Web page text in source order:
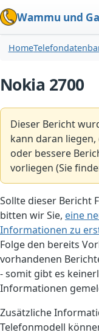
Wammu und
Home
Nokia 2700
Dieser Bericht
kann daran
oder bessere
vorliegen (Sie
Sollte dieser Bericht
bitten wir Sie, eine
Informationen zu
Folge den bereits
vorhandenen
- somit gibt es
Informationen
Zusätzliche
Telefonmodell